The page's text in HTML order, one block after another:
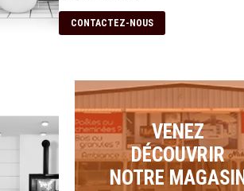
CONTACTEZ-NOUS
VENEZ
DÉCOUVRIR
NOTRE MAGASIN